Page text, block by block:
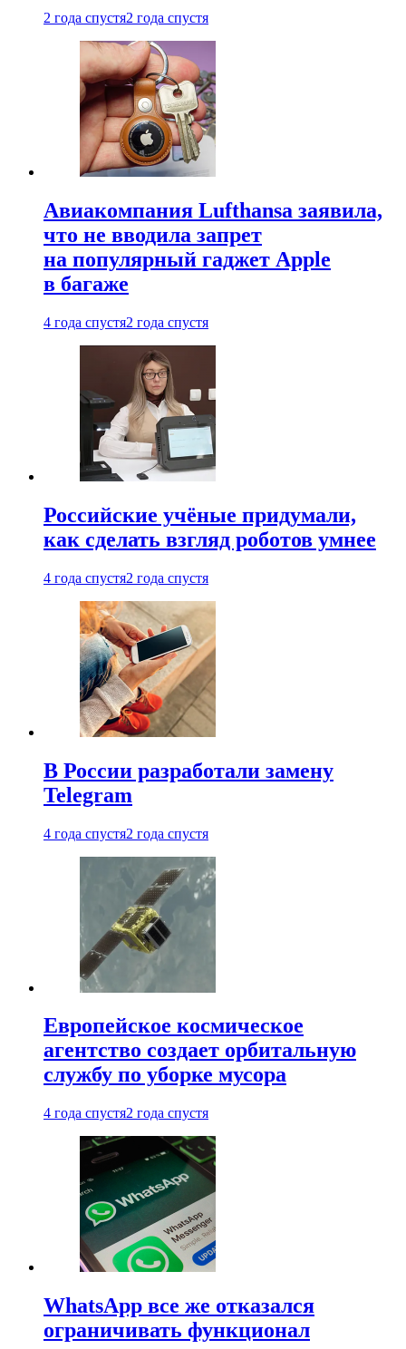
2 года спустя2 года спустя
Авиакомпания Lufthansa заявила,
что не вводила запрет
на популярный гаджет Apple
в багаже
4 года спустя2 года спустя
Российские учёные придумали,
как сделать взгляд роботов умнее
4 года спустя2 года спустя
В России разработали замену
Telegram
4 года спустя2 года спустя
Европейское космическое
агентство создает орбитальную
службу по уборке мусора
4 года спустя2 года спустя
WhatsApp все же отказался
ограничивать функционал